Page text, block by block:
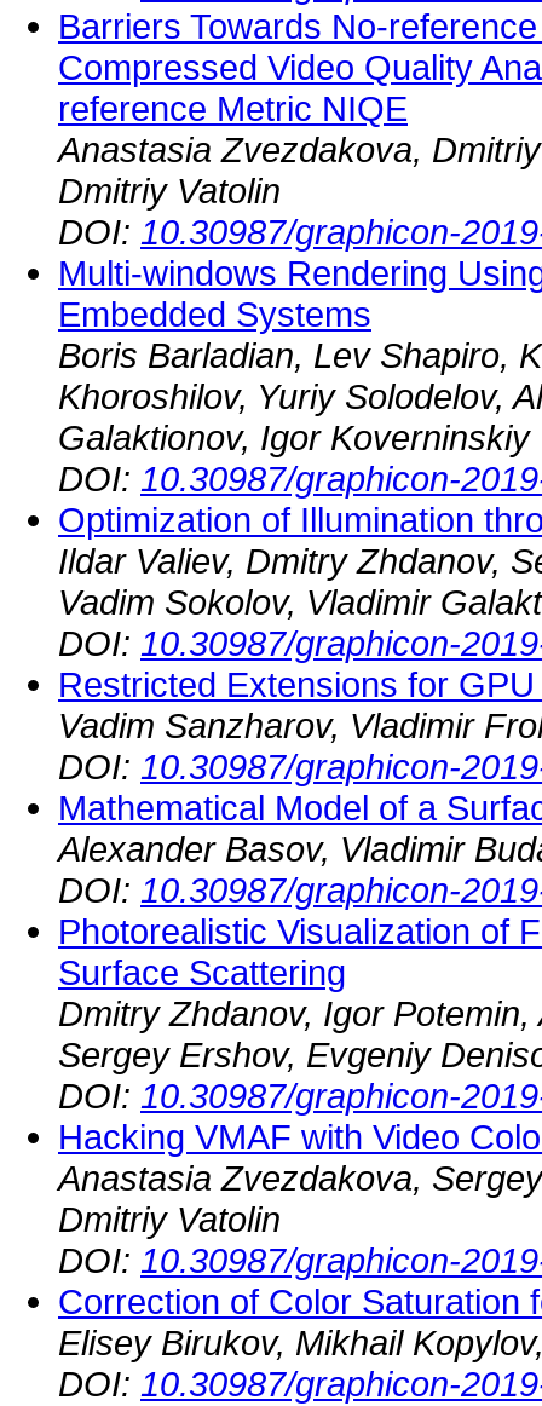
Barriers Towards No-
Compressed Video Quality
reference Metric NIQE
Anastasia Zvezdakova,
Dmitriy Vatolin
DOI: 10.30987/graphicon-
Multi-windows Rendering
Embedded Systems
Boris Barladian, Lev Shapiro,
Khoroshilov, Yuriy Solodelov,
Galaktionov, Igor Koverninskiy
DOI: 10.30987/graphicon-
Optimization of Illumination
Ildar Valiev, Dmitry Zhdanov,
Vadim Sokolov, Vladimir
DOI: 10.30987/graphicon-
Restricted Extensions for
Vadim Sanzharov, Vladimir
DOI: 10.30987/graphicon-
Mathematical Model of a
Alexander Basov, Vladimir
DOI: 10.30987/graphicon-
Photorealistic Visualization of
Surface Scattering
Dmitry Zhdanov, Igor
Sergey Ershov, Evgeniy
DOI: 10.30987/graphicon-
Hacking VMAF with Video
Anastasia Zvezdakova,
Dmitriy Vatolin
DOI: 10.30987/graphicon-
Correction of Color Saturation
Elisey Birukov, Mikhail
DOI: 10.30987/graphicon-